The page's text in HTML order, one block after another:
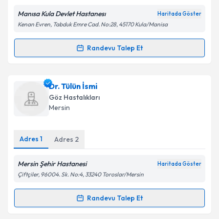
Kişisel verilerimin işlenmesine ilişkinAydınlatma
kapsamda işlenmesini kabul ediyorum.
Manısa Kula Devlet Hastanesı Haritada Göster
Kenan Evren, Tabduk Emre Cad. No:28, 45170 Kula/Manisa
Randevu Talep Et
Randevu Takvimi Talebi
Dr. Ömer Kartıiçin randevu takvimi talebi oluşturun.
Size bu uzmandan randevu almanız için bir takvim
hazırlandığında e-posta ile bilgilendireceğiz.
Kişisel verilerimin işlenmesine ilişkin
kapsamda işlenmesini kabul ediyorum.
Dr. Tülün İsmi
Göz Hastalıkları
Mersin
Adres 1 Adres 2
Mersin Şehir Hastanesi Haritada Göster
Çiftçiler, 96004. Sk. No:4, 33240 Toroslar/Mersin
Randevu Talep Et
Randevu Takvimi Talebi